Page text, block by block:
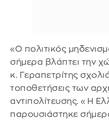
«Ο πολιτικός
σήμερα βλάπτει την
κ. Γεραπετρίτης
τοποθετήσεις των
αντιπολίτευσης. «Η
παρουσιάστηκε